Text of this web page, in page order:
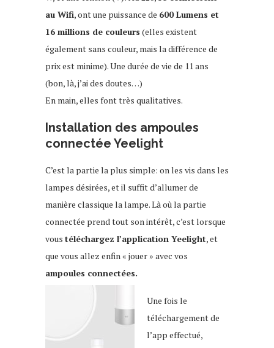
au Wifi, ont une puissance de 600 Lumens et
16 millions de couleurs (elles existent
également sans couleur, mais la différence de
prix est minime). Une durée de vie de 11 ans
(bon, là, j’ai des doutes…)
En main, elles font très qualitatives.
Installation des ampoules
connectée Yeelight
C’est la partie la plus simple: on les vis dans les
lampes désirées, et il suffit d’allumer de
manière classique la lampe. Là où la partie
connectée prend tout son intérêt, c’est lorsque
vous téléchargez l’application Yeelight, et
que vous allez enfin « jouer » avec vos
ampoules connectées.
Une fois le
téléchargement de
l’app effectué,